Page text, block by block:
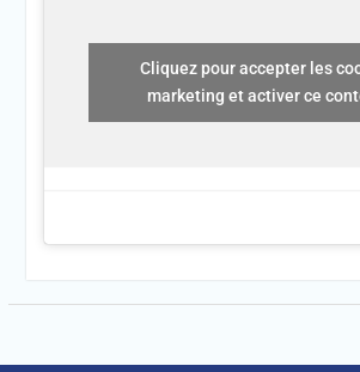
Cliquez pour accepter les
marketing et activer ce